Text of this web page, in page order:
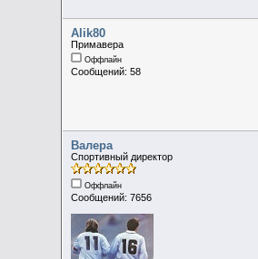
Alik80
Примавера
Оффлайн
Сообщений: 58
Валера
Спортивный директор
Оффлайн
Сообщений: 7656